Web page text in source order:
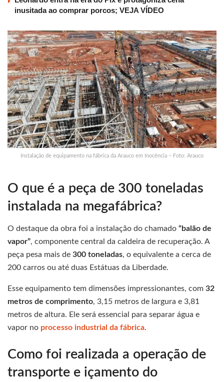
inusitada ao comprar porcos; VEJA VÍDEO
Instalação de equipamento na fábrica da Arauco em Inocência – Foto: Arauco
O que é a peça de 300 toneladas
instalada na megafábrica?
O destaque da obra foi a instalação do chamado “balão de
vapor”, componente central da caldeira de recuperação. A
peça pesa mais de 300 toneladas, o equivalente a cerca de
200 carros ou até duas Estátuas da Liberdade.
Esse equipamento tem dimensões impressionantes, com 32
metros de comprimento, 3,15 metros de largura e 3,81
metros de altura. Ele será essencial para separar água e
vapor no processo industrial da fábrica.
Como foi realizada a operação de
transporte e içamento do